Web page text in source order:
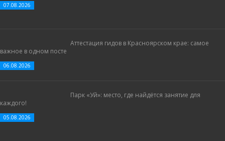
07.08.2026
Аттестация гидов в Красноярском крае: самое
важное в одном посте
06.08.2026
Парк «Уй»: место, где найдётся занятие для
каждого!
05.08.2026